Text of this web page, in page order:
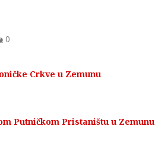
0
Crkve u Zemunu
Putničkom Pristaništu u Zemunu